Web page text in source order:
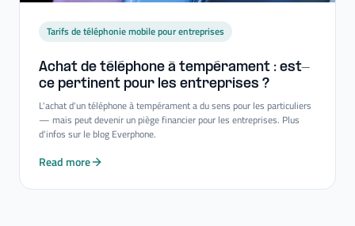
Tarifs de téléphonie mobile pour entreprises
Achat de téléphone à tempérament : est-​
ce pertinent pour les entreprises ?
L'achat d'un téléphone à tempérament a du sens pour les particuliers
— mais peut devenir un piège financier pour les entreprises. Plus
d'infos sur le blog Everphone.
Read more